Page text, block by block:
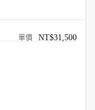
NT$31,500